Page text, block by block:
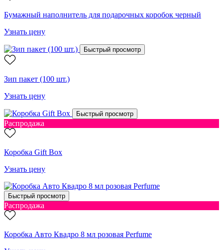
Бумажный наполнитель для подарочных коробок черный
Узнать цену
Быстрый просмотр
Зип пакет (100 шт.)
Узнать цену
Быстрый просмотр
Распродажа
Коробка Gift Box
Узнать цену
Быстрый просмотр
Распродажа
Коробка Авто Квадро 8 мл розовая Perfume